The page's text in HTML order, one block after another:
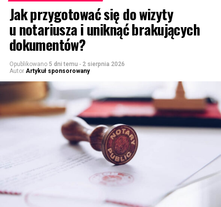
Jak przygotować się do wizyty
u notariusza i uniknąć brakujących
dokumentów?
Opublikowano 5 dni temu - 2 sierpnia 2026
Autor Artykuł sponsorowany